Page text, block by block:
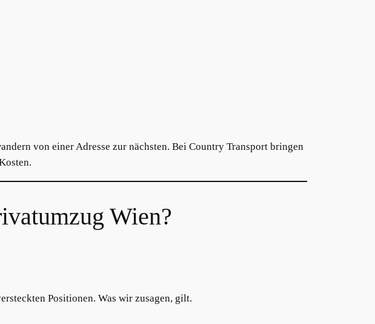
von einer Adresse zur nächsten. Bei Country Transport bringen
Wien?
Positionen. Was wir zusagen, gilt.